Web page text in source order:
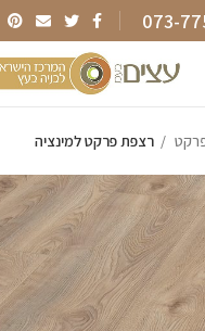
073-
רצפת פרקט למינציה